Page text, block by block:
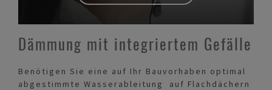
Dämmung mit integriertem Gefälle
Benötigen Sie eine auf Ihr Bauvorhaben optimal
abgestimmte Wasserableitung auf Flachdächern